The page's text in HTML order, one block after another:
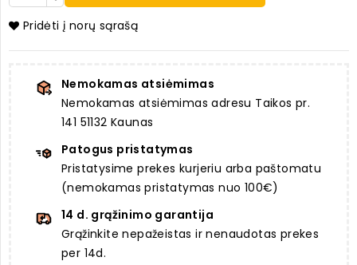
Pridėti į norų sąrašą
Nemokamas atsiėmimas
Nemokamas atsiėmimas adresu Taikos pr.
141 51132 Kaunas
Patogus pristatymas
Pristatysime prekes kurjeriu arba paštomatu
(nemokamas pristatymas nuo 100€)
14 d. grąžinimo garantija
Grąžinkite nepažeistas ir nenaudotas prekes
per 14d.